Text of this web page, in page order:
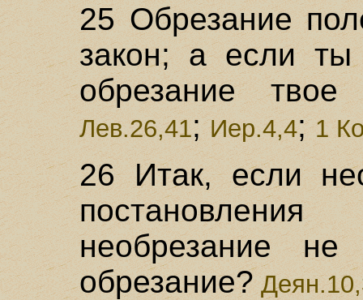
25 Обрезание
закон; а если ты
обрезание твое
Лев.26,41;Иер.4,4;1
26 Итак, если
необрезание
обрезание?